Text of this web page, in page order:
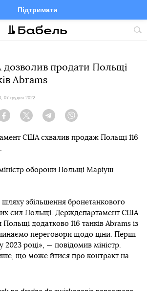
Підтримати
FacebookTelegramTwitter
продати Польщі
Abrams
07 грудня 2022
Facebook Twitter Telegram
США схвалив продаж Польщі 116
оборони Польщі Маріуш
збільшення бронетанкового
сил Польщі. Держдепартамент США
додатково 116 танків Abrams із
переговори щодо ціни. Перші
2023 році», — повідомив міністр.
що може йтися про контракт на